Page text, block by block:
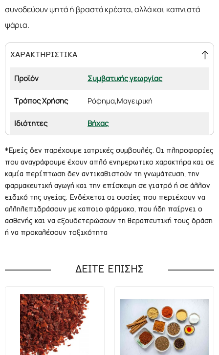
συνοδεύουν ψητά ή βραστά κρέατα, αλλά και καπνιστά
ψάρια.
ΧΑΡΑΚΤΗΡΙΣΤΙΚΑ
Προϊόν Συμβατικής γεωργίας
Τρόπος Χρήσης Ρόφημα,Μαγειρική
Ιδιότητες Βήχας
*Εμείς δεν παρέχουμε ιατρικές συμβουλές. Οι πληροφορίες
που αναγράφουμε έχουν απλό ενημερωτικο χαρακτήρα και σε
καμία περίπτωση δεν αντικαθιστούν τη γνωμάτευση, την
φαρμακευτική αγωγή και την επίσκεψη σε γιατρό ή σε άλλον
ειδικό της υγείας. Ενδέχεται οι ουσίες που περιέχουν να
αλληλεπιδράσουν με καποιο φάρμακο, που ήδη παίρνει ο
ασθενής και να εξουδετερώσουν τη θεραπευτική τους δράση
ή να προκαλέσουν τοξικότητα
ΔΕΙΤΕ ΕΠΙΣΗΣ